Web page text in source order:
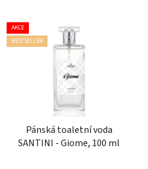
AKCE
BESTSELLER
Pánská toaletní voda
SANTINI - Giome, 100 ml